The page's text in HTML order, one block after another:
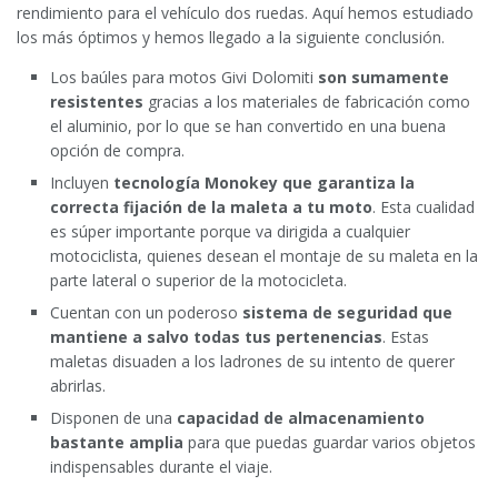
rendimiento para el vehículo dos ruedas. Aquí hemos estudiado
los más óptimos y hemos llegado a la siguiente conclusión.
Los baúles para motos Givi Dolomiti son sumamente
resistentes gracias a los materiales de fabricación como
el aluminio, por lo que se han convertido en una buena
opción de compra.
Incluyen tecnología Monokey que garantiza la
correcta fijación de la maleta a tu moto. Esta cualidad
es súper importante porque va dirigida a cualquier
motociclista, quienes desean el montaje de su maleta en la
parte lateral o superior de la motocicleta.
Cuentan con un poderoso sistema de seguridad que
mantiene a salvo todas tus pertenencias. Estas
maletas disuaden a los ladrones de su intento de querer
abrirlas.
Disponen de una capacidad de almacenamiento
bastante amplia para que puedas guardar varios objetos
indispensables durante el viaje.